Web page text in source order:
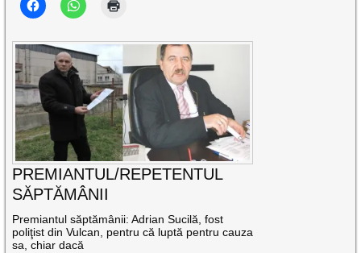
PREMIANTUL/REPETENTUL
SĂPTĂMÂNII
Premiantul săptămânii: Adrian Sucilă, fost
poliţist din Vulcan, pentru că luptă pentru cauza
sa, chiar dacă